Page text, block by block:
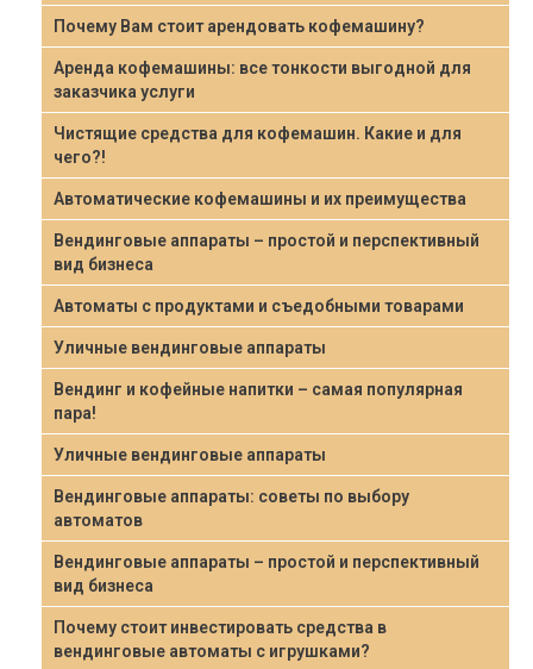
Почему Вам стоит арендовать кофемашину?
Аренда кофемашины: все тонкости выгодной для
заказчика услуги
Чистящие средства для кофемашин. Какие и для
чего?!
Автоматические кофемашины и их преимущества
Вендинговые аппараты – простой и перспективный
вид бизнеса
Автоматы с продуктами и съедобными товарами
Уличные вендинговые аппараты
Вендинг и кофейные напитки – самая популярная
пара!
Уличные вендинговые аппараты
Вендинговые аппараты: советы по выбору
автоматов
Вендинговые аппараты – простой и перспективный
вид бизнеса
Почему стоит инвестировать средства в
вендинговые автоматы с игрушками?